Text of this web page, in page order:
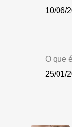
10/06/
O que
25/01/